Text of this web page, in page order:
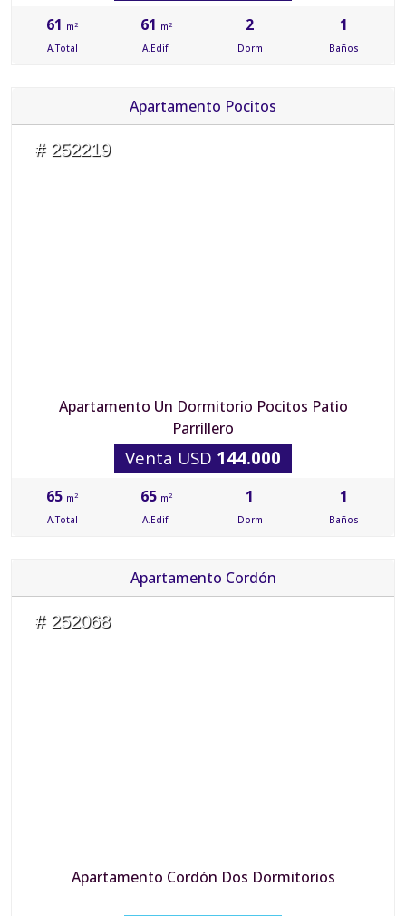
61 m2
A.Total
61 m2
A.Edif.
2
Dorm
1
Baños
Apartamento Pocitos
# 252219
Apartamento Un Dormitorio Pocitos Patio
Parrillero
Venta USD 144.000
65 m2
A.Total
65 m2
A.Edif.
1
Dorm
1
Baños
Apartamento Cordón
# 252068
Apartamento Cordón Dos Dormitorios